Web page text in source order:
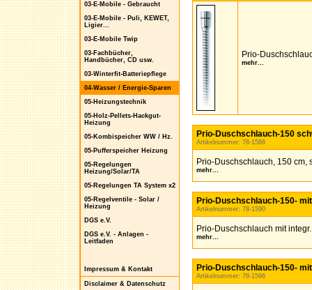
03-E-Mobile - Gebraucht
03-E-Mobile - Puli, KEWET,
Ligier...
03-E-Mobile Twip
03-Fachbücher,
Handbücher, CD usw.
03-Winterfit-Batteriepflege
04-Wasser / Energie-Sparen
05-Heizungstechnik
05-Holz-Pellets-Hackgut-
Heizung
05-Kombispeicher WW / Hz.
05-Pufferspeicher Heizung
05-Regelungen
Heizung/Solar/TA
05-Regelungen TA System x2
05-Regelventile - Solar /
Heizung
DGS e.V.
DGS e.V. - Anlagen -
Leitfaden
Impressum & Kontakt
Disclaimer & Datenschutz
Prio-
mehr...
Prio-Duschschlauch-150
Artikelnummer: 78-1586
Prio-Duschschlauch, 150 cm,
mehr...
Prio-Duschschlauch-150-
Artikelnummer: 78-1590
Prio-Duschschlauch mit
mehr...
Prio-Duschschlauch-150-
Artikelnummer: 78-1596